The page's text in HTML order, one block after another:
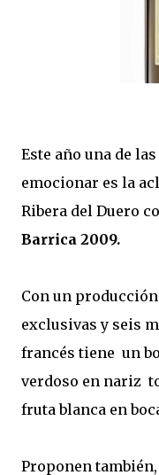
Este año una de
emocionar es la
Ribera del Duero
Barrica 2009.
Con un
exclusivas y seis
francés tiene un
verdoso en nariz
fruta blanca en
Proponen